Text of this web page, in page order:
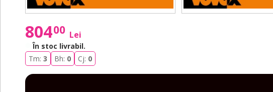
80400 Lei
În stoc livrabil.
Tm: 3 Bh: 0 Cj: 0